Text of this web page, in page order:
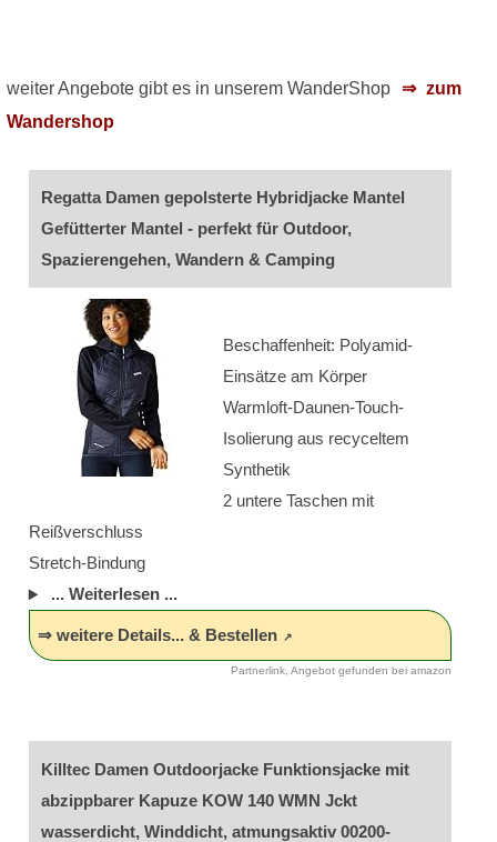
weiter Angebote gibt es in unserem WanderShop
zum
Wandershop
Regatta Damen gepolsterte Hybridjacke Mantel
Gefütterter Mantel - perfekt für Outdoor,
Spazierengehen, Wandern & Camping
Beschaffenheit: Polyamid-
Einsätze am Körper
Warmloft-Daunen-Touch-
Isolierung aus recyceltem
Synthetik
2 untere Taschen mit
Reißverschluss
Stretch-Bindung
... Weiterlesen ...
⇒ weitere Details... & Bestellen
Partnerlink, Angebot gefunden bei amazon
Killtec Damen Outdoorjacke Funktionsjacke mit
abzippbarer Kapuze KOW 140 WMN Jckt
wasserdicht, Winddicht, atmungsaktiv 00200-